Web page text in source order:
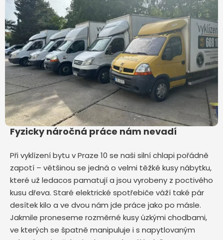
Fyzicky náročná práce nám nevadí
Při vyklízení bytu v Praze 10 se naši silní chlapi pořádně
zapotí – většinou se jedná o velmi těžké kusy nábytku,
které už ledacos pamatují a jsou vyrobeny z poctivého
kusu dřeva. Staré elektrické spotřebiče váží také pár
desítek kilo a ve dvou nám jde práce jako po másle.
Jakmile proneseme rozměrné kusy úzkými chodbami,
ve kterých se špatně manipuluje i s napytlovaným